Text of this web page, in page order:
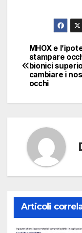
articoli
MHOX e
stampare
bionici
cambiare i
occhi
Articoli